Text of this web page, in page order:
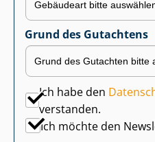
Grund des Gutachtens
Ich habe den
verstanden.
Ich möchte den